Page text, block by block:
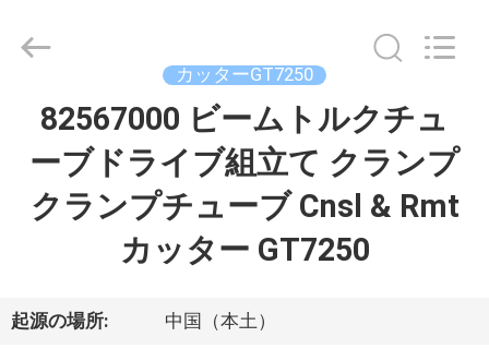
ク
2026
DONGGUAN
CO.,LTD.
Reserved.
カッターGT7250
82567000 ビームトルクチュ
ーブドライブ組立て クランプ
クランプチューブ Cnsl & Rmt
カッター GT7250
起源の場所: 中国（本土）